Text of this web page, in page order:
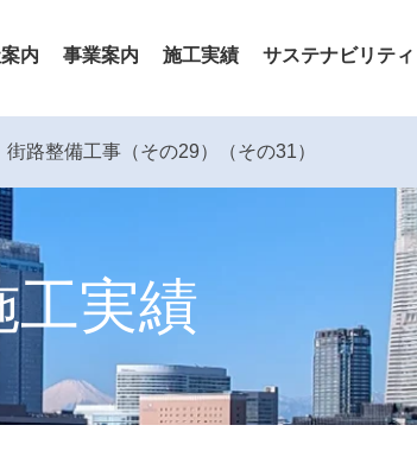
内 事業案内 施工実績 サステナビリティ
路整備工事（その29）（その31）
工実績